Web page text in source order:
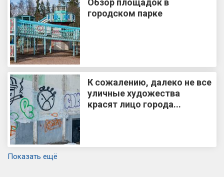
городском парке
К сожалению, далеко не все
уличные художества
красят лицо города...
Показать ещё